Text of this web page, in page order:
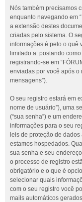
Nós também precisamos
enquanto navegando em
a extensão destes
criadas pelo sistema. O
informações é pelo o quê
limitado a: postando
registrando-se em
enviadas por você após o
mensagens”).
O seu registro estará em
nome de usuário”), uma
(“sua senha”) e um
informações para o seu
leis de proteção de
estamos hospedados.
sua senha e seu
o processo de registro
obrigatório e o que é
selecionar quais
com o seu registro você
mails automáticos